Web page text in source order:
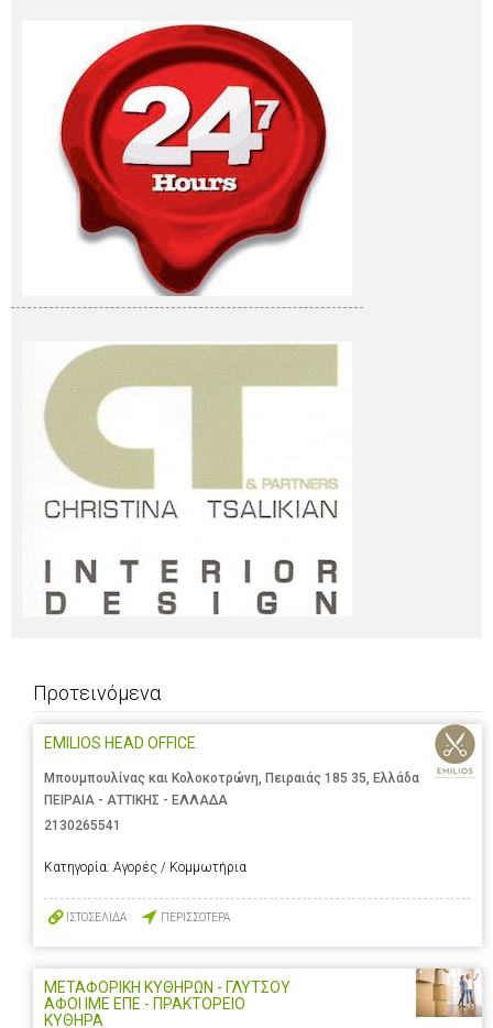
Προτεινόμενα
EMILIOS HEAD OFFICE
Μπουμπουλίνας και Κολοκοτρώνη, Πειραιάς 185 35, Ελλάδα
ΠΕΙΡΑΙΑ - ΑΤΤΙΚΗΣ - ΕΛΛΑΔΑ
2130265541
Κατηγορία: Αγορές / Κομμωτήρια
ΙΣΤΟΣΕΛΙΔΑ ΠΕΡΙΣΣΟΤΕΡΑ
ΜΕΤΑΦΟΡΙΚΗ ΚΥΘΗΡΩΝ - ΓΛΥΤΣΟΥ
ΑΦΟΙ ΙΜΕ ΕΠΕ - ΠΡΑΚΤΟΡΕΙΟ
ΚΥΘΗΡΑ